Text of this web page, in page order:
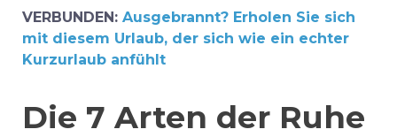
VERBUNDEN: Ausgebrannt? Erholen Sie sich
mit diesem Urlaub, der sich wie ein echter
Kurzurlaub anfühlt
Die 7 Arten der Ruhe